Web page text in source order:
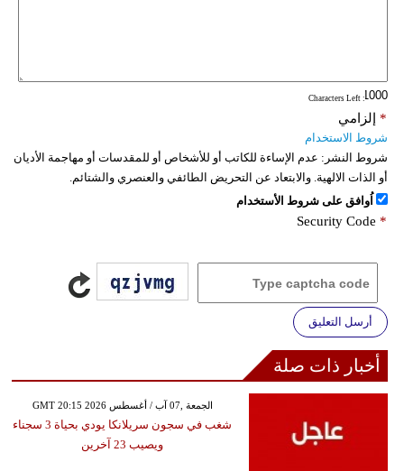
: Characters Left
إلزامي *
شروط الاستخدام
شروط النشر: عدم الإساءة للكاتب أو للأشخاص أو للمقدسات أو مهاجمة الأديان
أو الذات الالهية. والابتعاد عن التحريض الطائفي والعنصري والشتائم.
اُوافق على شروط الأستخدام
Security Code *
أرسل التعليق
أخبار ذات صلة
GMT 20:15 2026 الجمعة ,07 آب / أغسطس
شغب في سجون سريلانكا يودي بحياة 3 سجناء
ويصيب 23 آخرين